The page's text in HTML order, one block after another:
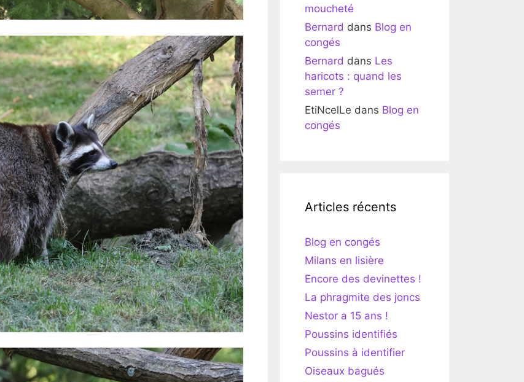
moucheté
Bernard dans Blog en
congés
Bernard dans Les
haricots : quand les
semer ?
EtiNcelLe dans Blog en
congés
Articles récents
Blog en congés
Milans en lisière
Encore des devinettes !
La phragmite des joncs
Nestor a 15 ans !
Poussins identifiés
Poussins à identifier
Oiseaux bagués